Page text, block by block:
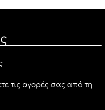
τις αγορές σας από τη